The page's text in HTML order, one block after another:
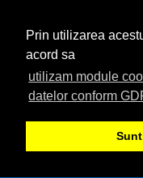
Prin utilizarea
acord sa
utilizam module
datelor conform